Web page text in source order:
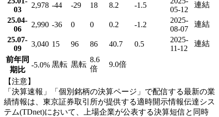
03
2,978 -44 -29 18 8.2 -1.5
05-12
連結
25.04-
06
2,990 -36 0 0 0.2 -1.2
2025-
08-07
連結
25.07-
09
3,040 15 96 86 40.7 0.5
2025-
11-12
連結
前年同
期比
-5.0% 黒転 黒転
8.6
倍
9.0倍
【注意】
「決算速報」「個別銘柄の決算ページ」で配信する最新の業
績情報は、東京証券取引所が提供する適時開示情報伝達シス
テム(TDnet)において、上場企業が公表する決算短信と同時